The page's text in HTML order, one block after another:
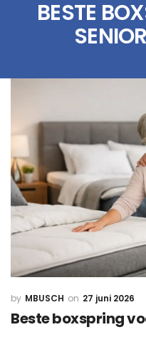
BESTE
MBUSCH 27 juni 2026
Beste boxspring